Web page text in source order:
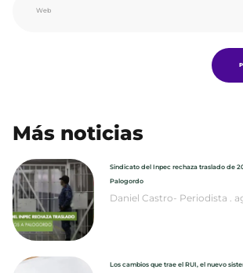
Más noticias
Sindicato del Inpec rechaza traslado de
Palogordo
Daniel Castro- Periodista
Los cambios que trae el RUI, el nuevo